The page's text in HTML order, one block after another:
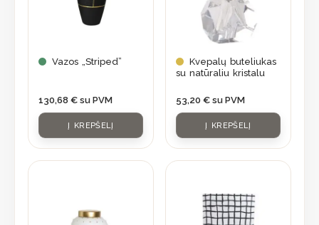
Vazos „Striped”
130,68 € su PVM
Į KREPŠELĮ
Kvepalų buteliukas
su natūraliu kristalu
53,20 € su PVM
Į KREPŠELĮ